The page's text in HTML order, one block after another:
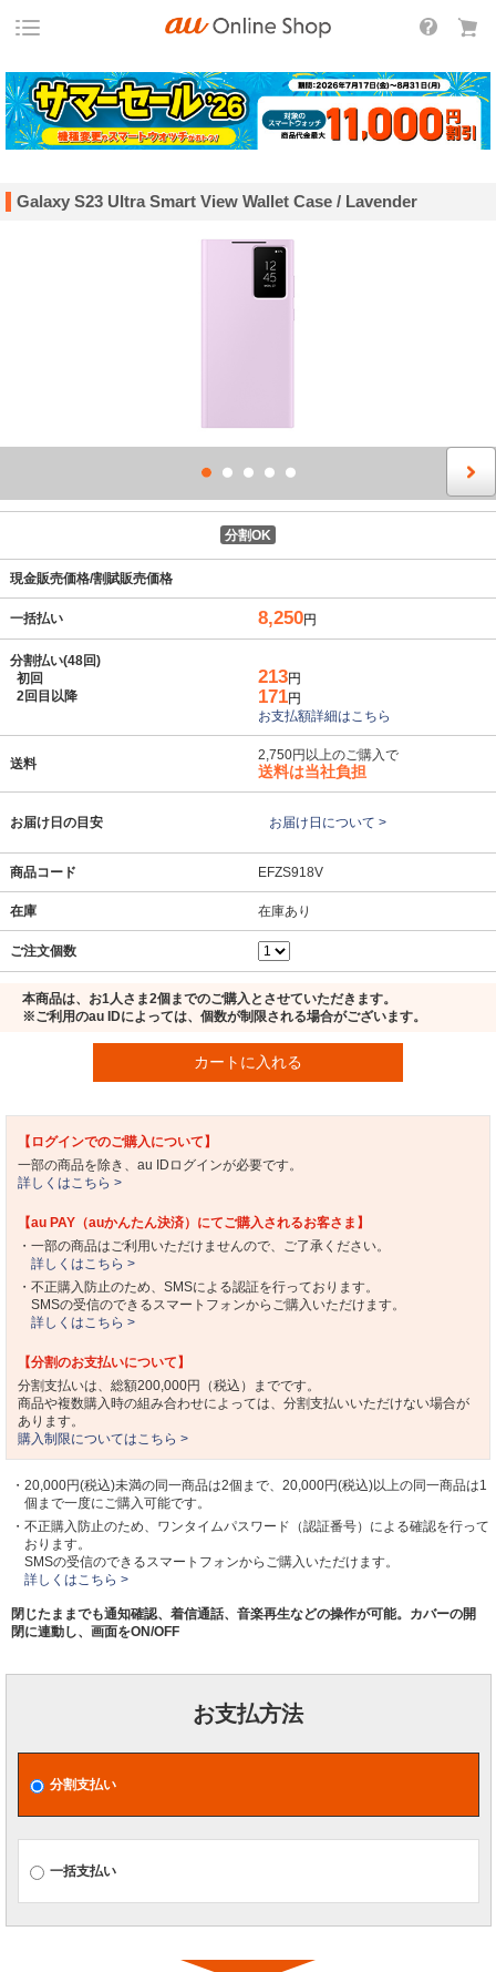
Galaxy S23 Ultra Smart View Wallet Case / Lavender
分割OK
現金販売価格/割賦販売価格
一括払い 8,250円
分割払い(48回)
初回
2回目以降
213円
171円
お支払額詳細はこちら
送料
2,750円以上のご購入で
送料は当社負担
お届け日の目安 お届け日について >
商品コード EFZS918V
在庫 在庫あり
ご注文個数
本商品は、お1人さま2個までのご購入とさせていただきます。
※ご利用のau IDによっては、個数が制限される場合がございます。
カートに入れる
【ログインでのご購入について】
一部の商品を除き、au IDログインが必要です。
詳しくはこちら >
【au PAY（auかんたん決済）にてご購入されるお客さま】
・一部の商品はご利用いただけませんので、ご了承ください。
詳しくはこちら >
・不正購入防止のため、SMSによる認証を行っております。
SMSの受信のできるスマートフォンからご購入いただけます。
詳しくはこちら >
【分割のお支払いについて】
分割支払いは、総額200,000円（税込）までです。
商品や複数購入時の組み合わせによっては、分割支払いいただけない場合が
あります。
購入制限についてはこちら >
・20,000円(税込)未満の同一商品は2個まで、20,000円(税込)以上の同一商品は1
個まで一度にご購入可能です。
・不正購入防止のため、ワンタイムパスワード（認証番号）による確認を行って
おります。
SMSの受信のできるスマートフォンからご購入いただけます。
詳しくはこちら >
閉じたままでも通知確認、着信通話、音楽再生などの操作が可能。カバーの開
閉に連動し、画面をON/OFF
お支払方法
分割支払い
一括支払い